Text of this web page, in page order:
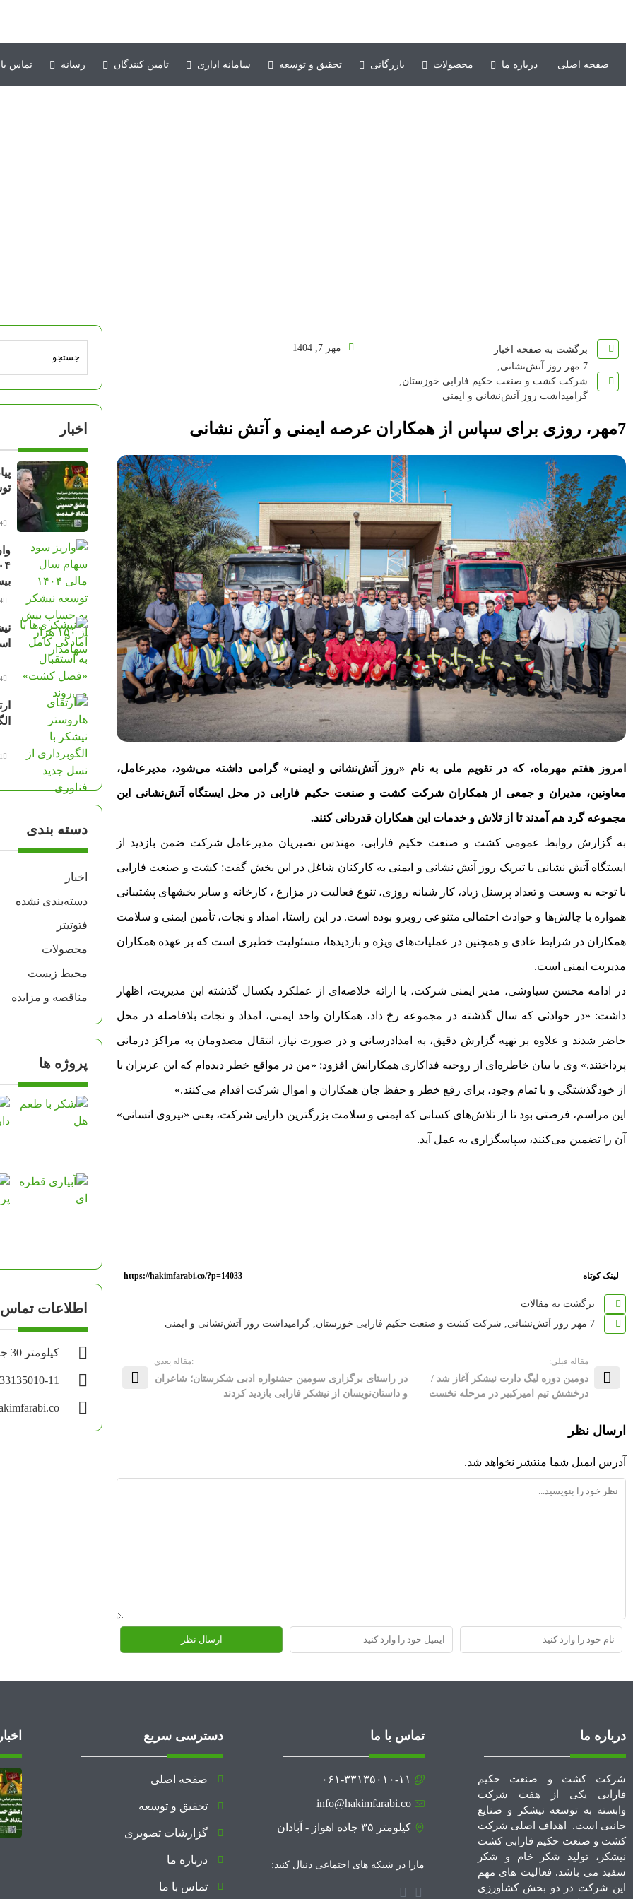
صفحه اصلی درباره ما محصولات بازرگانی تحقیق و توسعه سامانه اداری تامین کنندگان رسانه تماس
برگشت به صفحه اخبار
7 مهر روز آتش‌نشانی
,
شرکت کشت و صنعت حکیم فارابی خوزستان,
گرامیداشت روز آتش‌نشانی و ایمنی
مهر 7, 1404
7مهر، روزی برای سپاس از همکاران عرصه ایمنی و آتش نشانی
امروز هفتم مهرماه، که در تقویم ملی به نام «روز آتش‌نشانی و ایمنی» گرامی داشته می‌شود، مدیرعامل،
معاونین، مدیران و جمعی از همکاران شرکت کشت و صنعت حکیم فارابی در محل ایستگاه آتش‌نشانی این
مجموعه گرد هم آمدند تا از تلاش و خدمات این همکاران قدردانی کنند.
به گزارش روابط عمومی کشت و صنعت حکیم فارابی، مهندس نصیریان مدیرعامل شرکت ضمن بازدید از
ایستگاه آتش نشانی با تبریک روز آتش نشانی و ایمنی به کارکنان شاغل در این بخش گفت: کشت و صنعت فارابی
با توجه به وسعت و تعداد پرسنل زیاد، کار شبانه روزی، تنوع فعالیت در مزارع ، کارخانه و سایر بخشهای پشتیبانی
همواره با چالش‌ها و حوادث احتمالی متنوعی روبرو بوده است. در این راستا، امداد و نجات، تأمین ایمنی و سلامت
همکاران در شرایط عادی و همچنین در عملیات‌های ویژه و بازدیدها، مسئولیت خطیری است که بر عهده همکاران
مدیریت ایمنی است.
در ادامه محسن سیاوشی، مدیر ایمنی شرکت، با ارائه خلاصه‌ای از عملکرد یکسال گذشته این مدیریت، اظهار
داشت: «در حوادثی که سال گذشته در مجموعه رخ داد، همکاران واحد ایمنی، امداد و نجات بلافاصله در محل
حاضر شدند و علاوه بر تهیه گزارش دقیق، به امدادرسانی و در صورت نیاز، انتقال مصدومان به مراکز درمانی
پرداختند.» وی با بیان خاطره‌ای از روحیه فداکاری همکارانش افزود: «من در مواقع خطر دیده‌ام که این عزیزان با
از خودگذشتگی و با تمام وجود، برای رفع خطر و حفظ جان همکاران و اموال شرکت اقدام می‌کنند.»
این مراسم، فرصتی بود تا از تلاش‌های کسانی که ایمنی و سلامت بزرگترین دارایی شرکت، یعنی «نیروی انسانی»
آن را تضمین می‌کنند، سپاسگزاری به عمل آید.
لینک کوتاه https://hakimfarabi.co/?p=14033
برگشت به مقالات
7 مهر روز آتش‌نشانی
, شرکت کشت و صنعت حکیم فارابی خوزستان,گرامیداشت روز آتش‌نشانی و ایمنی
مقاله قبلی:
دومین دوره لیگ دارت نیشکر آغاز شد /
درخشش تیم امیرکبیر در مرحله نخست
:مقاله بعدی
در راستای برگزاری سومین جشنواره ادبی شکرستان؛ شاعران
و داستان‌نویسان از نیشکر فارابی بازدید کردند
ارسال نظر
آدرس ایمیل شما منتشر نخواهد شد.
اخبار
14
بیش
14
14
11
دسته بندی
اخبار
دسته‌بندی نشده
فتوتیتر
محصولات
محیط زیست
مناقصه و مزایده
پروژه ها
اطلاعات تماس
کیلومتر 30 جاده اهواز - آبادان
11
درباره ما
شرکت کشت و صنعت حکیم
فارابی یکی از هفت شرکت
وابسته به توسعه نیشکر و صنایع
جانبی است. اهداف اصلی شرکت
کشت و صنعت حکیم فارابی کشت
نیشکر، تولید شکر خام و شکر
سفید می باشد. فعالیت های مهم
این شرکت در دو بخش کشاورزی
تماس با ما
۰۶۱-۳۳۱۳۵۰۱۰-۱۱
info@hakimfarabi.co
کیلومتر ۳۵ جاده اهواز - آبادان
مارا در شبکه های اجتماعی دنبال کنید:
دسترسی سریع
صفحه اصلی
تحقیق و توسعه
گزارشات تصویری
درباره ما
تماس با ما